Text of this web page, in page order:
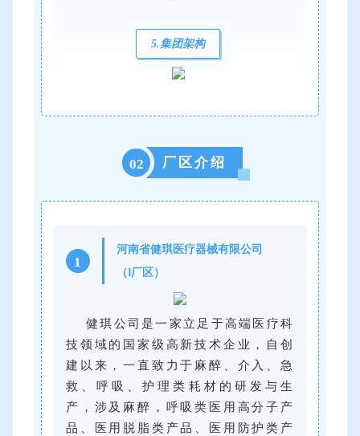
5.集团架构
02 厂区介绍
1
河南省健琪医疗器械有限公司
（Ⅰ厂区）
健琪公司是一家立足于高端医疗科
技领域的国家级高新技术企业，自创
建以来，一直致力于麻醉、介入、急
救、呼吸、护理类耗材的研发与生
产，涉及麻醉，呼吸类医用高分子产
品、医用脱脂类产品、医用防护类产